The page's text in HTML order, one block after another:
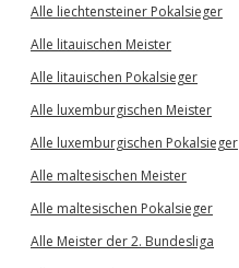
Alle liechtensteiner Pokalsieger
Alle litauischen Meister
Alle litauischen Pokalsieger
Alle luxemburgischen Meister
Alle luxemburgischen Pokalsieger
Alle maltesischen Meister
Alle maltesischen Pokalsieger
Alle Meister der 2. Bundesliga